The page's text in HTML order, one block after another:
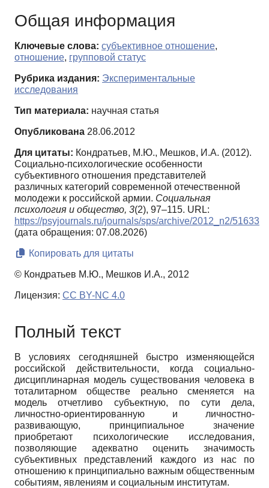
Общая информация
Ключевые слова: субъективное отношение,
отношение, групповой статус
Рубрика издания: Экспериментальные
исследования
Тип материала: научная статья
Опубликована 28.06.2012
Для цитаты: Кондратьев, М.Ю., Мешков, И.А. (2012).
Социально-психологические особенности
субъективного отношения представителей
различных категорий современной отечественной
молодежи к российской армии. Социальная
психология и общество, 3(2), 97–115. URL:
https://psyjournals.ru/journals/sps/archive/2012_n2/51633
(дата обращения: 07.08.2026)
Копировать для цитаты
© Кондратьев М.Ю., Мешков И.А., 2012
Лицензия: CC BY-NC 4.0
Полный текст
В условиях сегодняшней быстро изменяющейся
российской действительности, когда социально-
дисциплинарная модель существования человека в
тоталитарном обществе реально сменяется на
модель отчетливо субъектную, по сути дела,
личностно-ориентированную и личностно-
развивающую, принципиальное значение
приобретают психологические исследования,
позволяющие адекватно оценить значимость
субъективных представлений каждого из нас по
отношению к принципиально важным общественным
событиям, явлениям и социальным институтам.